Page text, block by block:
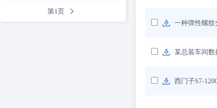
第1页
一种弹性螺
某总装车间
西门子S7-